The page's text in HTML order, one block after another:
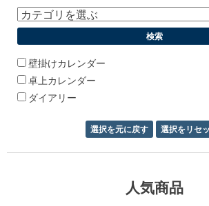
壁掛けカレンダー
卓上カレンダー
ダイアリー
人気商品